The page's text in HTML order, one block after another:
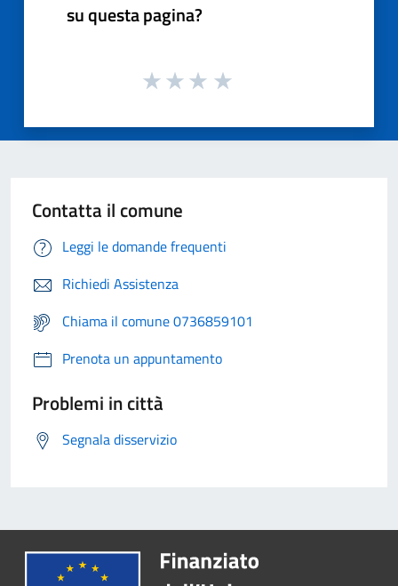
su questa pagina?
Contatta il comune
Leggi le domande frequenti
Richiedi Assistenza
Chiama il comune 0736859101
Prenota un appuntamento
Problemi in città
Segnala disservizio